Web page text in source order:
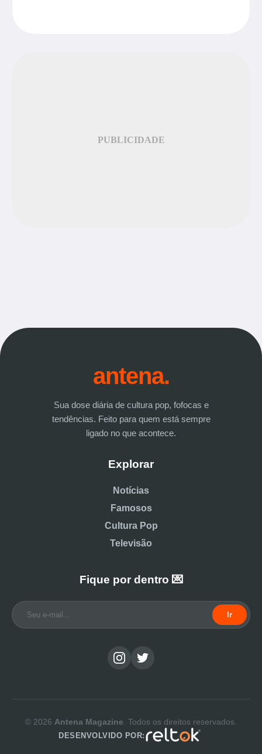
PUBLICIDADE
antena.
Sua dose diária de cultura pop, fofocas e
tendências. Feito para quem está sempre
ligado no que acontece.
Explorar
Notícias
Famosos
Cultura Pop
Televisão
Fique por dentro 💌
Ir
© 2026 Antena Magazine . Todos os direitos reservados.
DESENVOLVIDO POR: